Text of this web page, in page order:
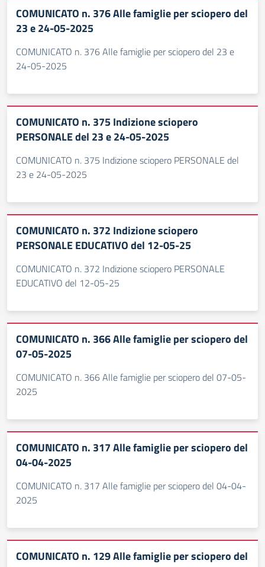
COMUNICATO n. 376 Alle famiglie per sciopero del
23 e 24-05-2025
COMUNICATO n. 376 Alle famiglie per sciopero del 23 e
24-05-2025
COMUNICATO n. 375 Indizione sciopero
PERSONALE del 23 e 24-05-2025
COMUNICATO n. 375 Indizione sciopero PERSONALE del
23 e 24-05-2025
COMUNICATO n. 372 Indizione sciopero
PERSONALE EDUCATIVO del 12-05-25
COMUNICATO n. 372 Indizione sciopero PERSONALE
EDUCATIVO del 12-05-25
COMUNICATO n. 366 Alle famiglie per sciopero del
07-05-2025
COMUNICATO n. 366 Alle famiglie per sciopero del 07-05-
2025
COMUNICATO n. 317 Alle famiglie per sciopero del
04-04-2025
COMUNICATO n. 317 Alle famiglie per sciopero del 04-04-
2025
COMUNICATO n. 129 Alle famiglie per sciopero del